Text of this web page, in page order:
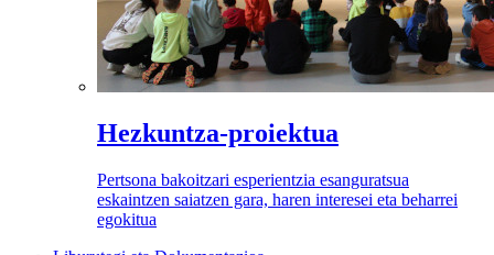
Hezkuntza-proiektua
Pertsona bakoitzari esperientzia esanguratsua
eskaintzen saiatzen gara, haren interesei eta beharrei
egokitua